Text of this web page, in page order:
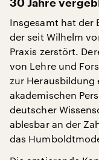
30 Jahre
Insgesamt hat der
der seit Wilhelm
Praxis zerstört.
von Lehre und
zur Herausbildung
akademischen
deutscher
ablesbar an der
das